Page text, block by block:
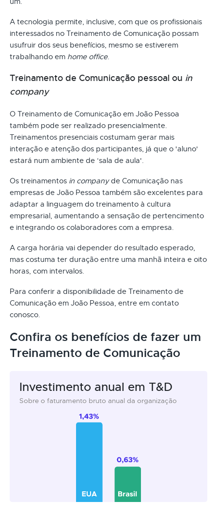
A tecnologia permite, inclusive, com que os profissionais
interessados no Treinamento de Comunicação possam
usufruir dos seus benefícios, mesmo se estiverem
trabalhando em home office.
Treinamento de Comunicação pessoal ou in
company
O Treinamento de Comunicação em João Pessoa
também pode ser realizado presencialmente.
Treinamentos presenciais costumam gerar mais
interação e atenção dos participantes, já que o 'aluno'
estará num ambiente de ‘sala de aula'.
Os treinamentos in companyde Comunicação nas
empresas de João Pessoa também são excelentes para
adaptar a linguagem do treinamento à cultura
empresarial, aumentando a sensação de pertencimento
e integrando os colaboradores com a empresa.
A carga horária vai depender do resultado esperado,
mas costuma ter duração entre uma manhã inteira e oito
horas, com intervalos.
Para conferir a disponibilidade de Treinamento de
Comunicação em João Pessoa, entre em contato
conosco.
Confira os benefícios de fazer um
Treinamento de Comunicação
Investimento anual em T&D
Sobre o faturamento bruto anual da organização